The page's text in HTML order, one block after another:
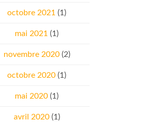
octobre 2021 (1)
mai 2021 (1)
novembre 2020(2)
octobre 2020 (1)
mai 2020 (1)
avril 2020(1)